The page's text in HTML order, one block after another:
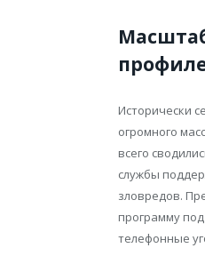
Исторически
огромного
всего
службы
зловредов.
программу
телефонные